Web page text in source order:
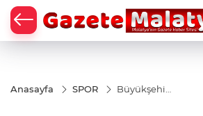
Anasayfa SPOR
Büyükşehir